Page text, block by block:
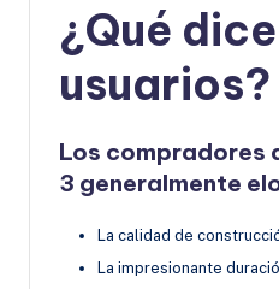
¿Qué
usuarios?
Los compradores
3 generalmente
La calidad de
La impresionante